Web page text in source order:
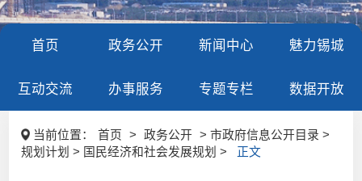
首页 政务公开 新闻中心 魅力锡城
互动交流 办事服务 专题专栏 数据开放
当前位置： 首页 > 政务公开
> 市政府信息公开目录 >
规划计划 > 国民经济和社会发展规划 >
正文